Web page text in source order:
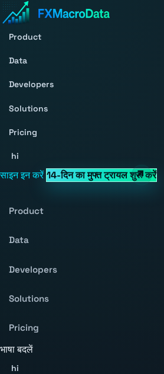
Product
Data
Developers
Solutions
Pricing
hi
साइन इन करें 14-दिन का मुफ्त ट्रायल शुरू करें
Product
Data
Developers
Solutions
Pricing
भाषा बदलें
hi